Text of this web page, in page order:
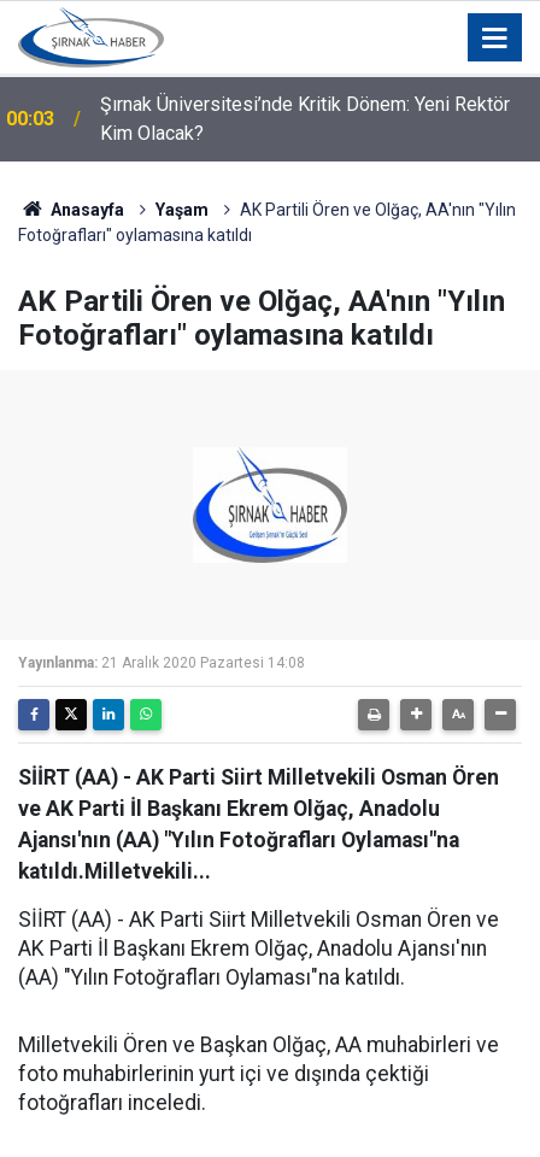
00:03
Şırnak Üniversitesi’nde Kritik Dönem: Yeni Rektör
Kim Olacak?
00:02
Şırnak’ta lise öğrencisi hayatını kaybetti
Anasayfa Yaşam
AK Partili Ören ve Olğaç, AA'nın "Yılın
Fotoğrafları" oylamasına katıldı
AK Partili Ören ve Olğaç, AA'nın "Yılın
Fotoğrafları" oylamasına katıldı
Yayınlanma: 21 Aralık 2020 Pazartesi 14:08
SİİRT (AA) - AK Parti Siirt Milletvekili Osman Ören
ve AK Parti İl Başkanı Ekrem Olğaç, Anadolu
Ajansı'nın (AA) "Yılın Fotoğrafları Oylaması"na
katıldı.Milletvekili...
SİİRT (AA) - AK Parti Siirt Milletvekili Osman Ören ve
AK Parti İl Başkanı Ekrem Olğaç, Anadolu Ajansı'nın
(AA) "Yılın Fotoğrafları Oylaması"na katıldı.
Milletvekili Ören ve Başkan Olğaç, AA muhabirleri ve
foto muhabirlerinin yurt içi ve dışında çektiği
fotoğrafları inceledi.